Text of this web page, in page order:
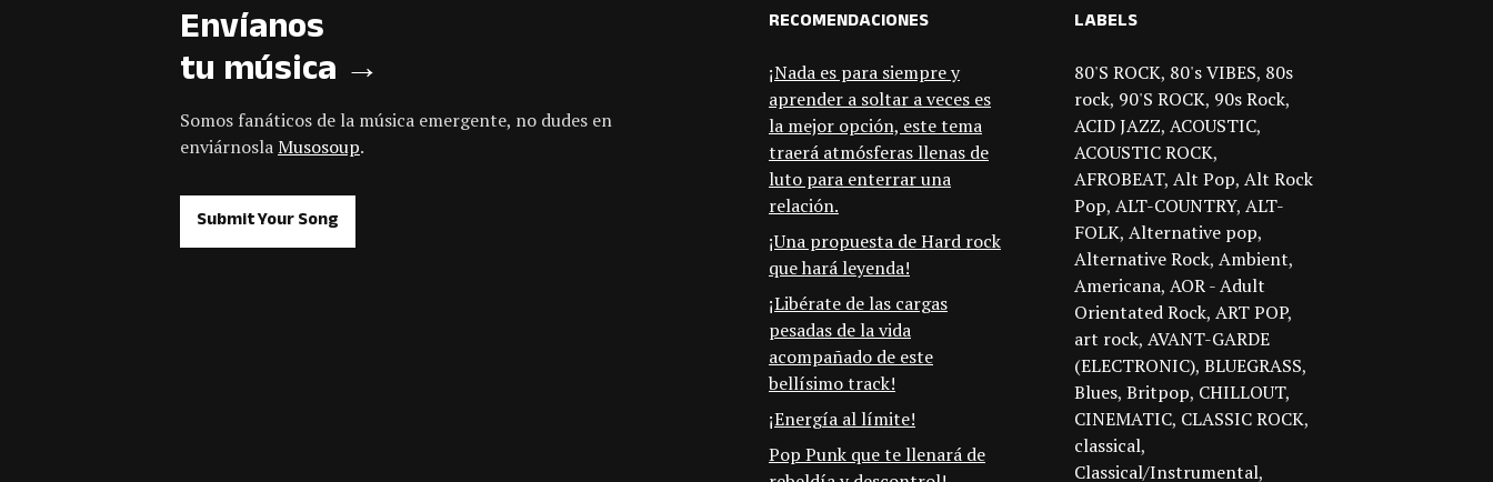
Envíanos
tu música →
Somos fanáticos de la música emergente, no dudes en
enviárnoslaMusosoup.
Submit Your Song
RECOMENDACIONES
¡Nada es para siempre y
aprender a soltar a veces es
la mejor opción, este tema
traerá atmósferas llenas de
luto para enterrar una
relación.
¡Una propuesta de Hard rock
que hará leyenda!
¡Libérate de las cargas
pesadas de la vida
acompañado de este
bellísimo track!
¡Energía al límite!
Pop Punk que te llenará de
LABELS
80'S ROCK 80's VIBES 80s
rock 90'S ROCK 90s Rock
ACID JAZZ ACOUSTIC
ACOUSTIC ROCK
AFROBEAT Alt Pop Alt Rock
Pop ALT-COUNTRY ALT-
FOLK Alternative pop
Alternative Rock Ambient
Americana AOR - Adult
Orientated Rock ART POP
art rock AVANT-GARDE
(ELECTRONIC) BLUEGRASS
Blues Britpop CHILLOUT
CINEMATIC CLASSIC ROCK
classical
Classical/Instrumental